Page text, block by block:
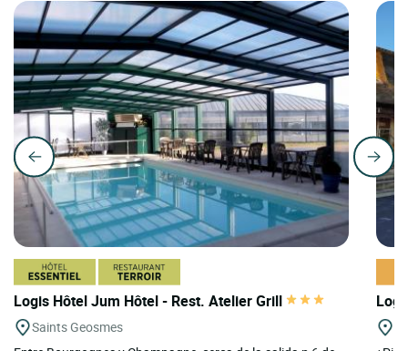
Logis Hôtel Jum Hôtel - Rest. Atelier Grill
Saints Geosmes